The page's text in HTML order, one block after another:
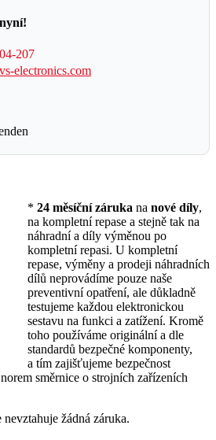
207
electronics.com
* 24 měsíční záruka na nové díly,
na kompletní repase a stejně tak na
náhradní a díly výměnou po
kompletní repasi. U kompletní
repase, výměny a prodeji náhradních
dílů neprovádíme pouze naše
preventivní opatření, ale důkladně
testujeme každou elektronickou
sestavu na funkci a zatížení. Kromě
toho používáme originální a dle
standardů bezpečné komponenty,
a tím zajišťujeme bezpečnost
směrnice o strojních zařízeních
žádná záruka.